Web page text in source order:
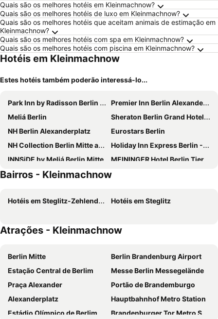
Quais são os melhores hotéis em Kleinmachnow?
Quais são os melhores hotéis de luxo em Kleinmachnow?
Quais são os melhores hotéis que aceitam animais de estimação em
Kleinmachnow?
Quais são os melhores hotéis com spa em Kleinmachnow?
Quais são os melhores hotéis com piscina em Kleinmachnow?
Hotéis em Kleinmachnow
Estes hotéis também poderão interessá-lo...
Park Inn by Radisson Berlin Alexanderplatz
Premier Inn Berlin Alexanderplatz hotel
Meliá Berlin
Sheraton Berlin Grand Hotel Esplanade
NH Berlin Alexanderplatz
Eurostars Berlin
NH Collection Berlin Mitte am Checkpoint Charlie
Holiday Inn Express Berlin - Alexanderplatz By Ihg
INNSiDE by Meliá Berlin Mitte
MEININGER Hotel Berlin Tiergarten
MEININGER Hotel Berlin Hauptbahnhof
H2 Berlin-Alexanderplatz
a&o Berlin Hauptbahnhof
Hotel Riu Plaza Berlin
MEININGER Hotel Berlin East Side Gallery
Hotel Aldea Berlin Centrum
NH Collection Berlin Mitte Friedrichstrasse
B&B HOTEL Berlin-Alexanderplatz
IntercityHotel Berlin Hauptbahnhof
a&o Berlin Mitte
Ocak Aparthotel
Scandic Berlin Potsdamer Platz
Novotel Berlin Mitte
Alper Hotel am Potsdamer Platz
Maritim proArte Hotel Berlin
InterContinental Berlin by IHG
Bairros - Kleinmachnow
Hotéis em Steglitz-Zehlendorf Hotéis em Steglitz
Atrações - Kleinmachnow
Berlin Mitte
Berlin Brandenburg Airport
Estação Central de Berlim
Messe Berlin Messegelände
Praça Alexander
Portão de Brandemburgo
Alexanderplatz
Hauptbahnhof Metro Station
Estádio Olímpico de Berlim
Brandenburger Tor Metro Station